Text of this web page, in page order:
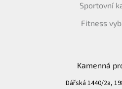
Sportovní
Fitness
Kamenná
Dářská 1440/2a,